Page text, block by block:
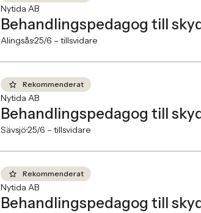
Nytida AB
Behandlingspedagog till
Alingsås25/6 – tillsvidare
Rekommenderat
Nytida AB
Behandlingspedagog till
Sävsjö25/6 – tillsvidare
Rekommenderat
Nytida AB
Behandlingspedagog till